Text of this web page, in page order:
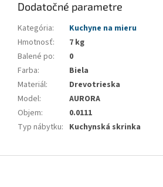
Dodatočné parametre
Kategória:
Kuchyne na mieru
Hmotnosť:
7 kg
Balené po:
0
Farba:
Biela
Materiál:
Drevotrieska
Model:
AURORA
Objem:
0.0111
Typ nábytku: Kuchynská skrinka